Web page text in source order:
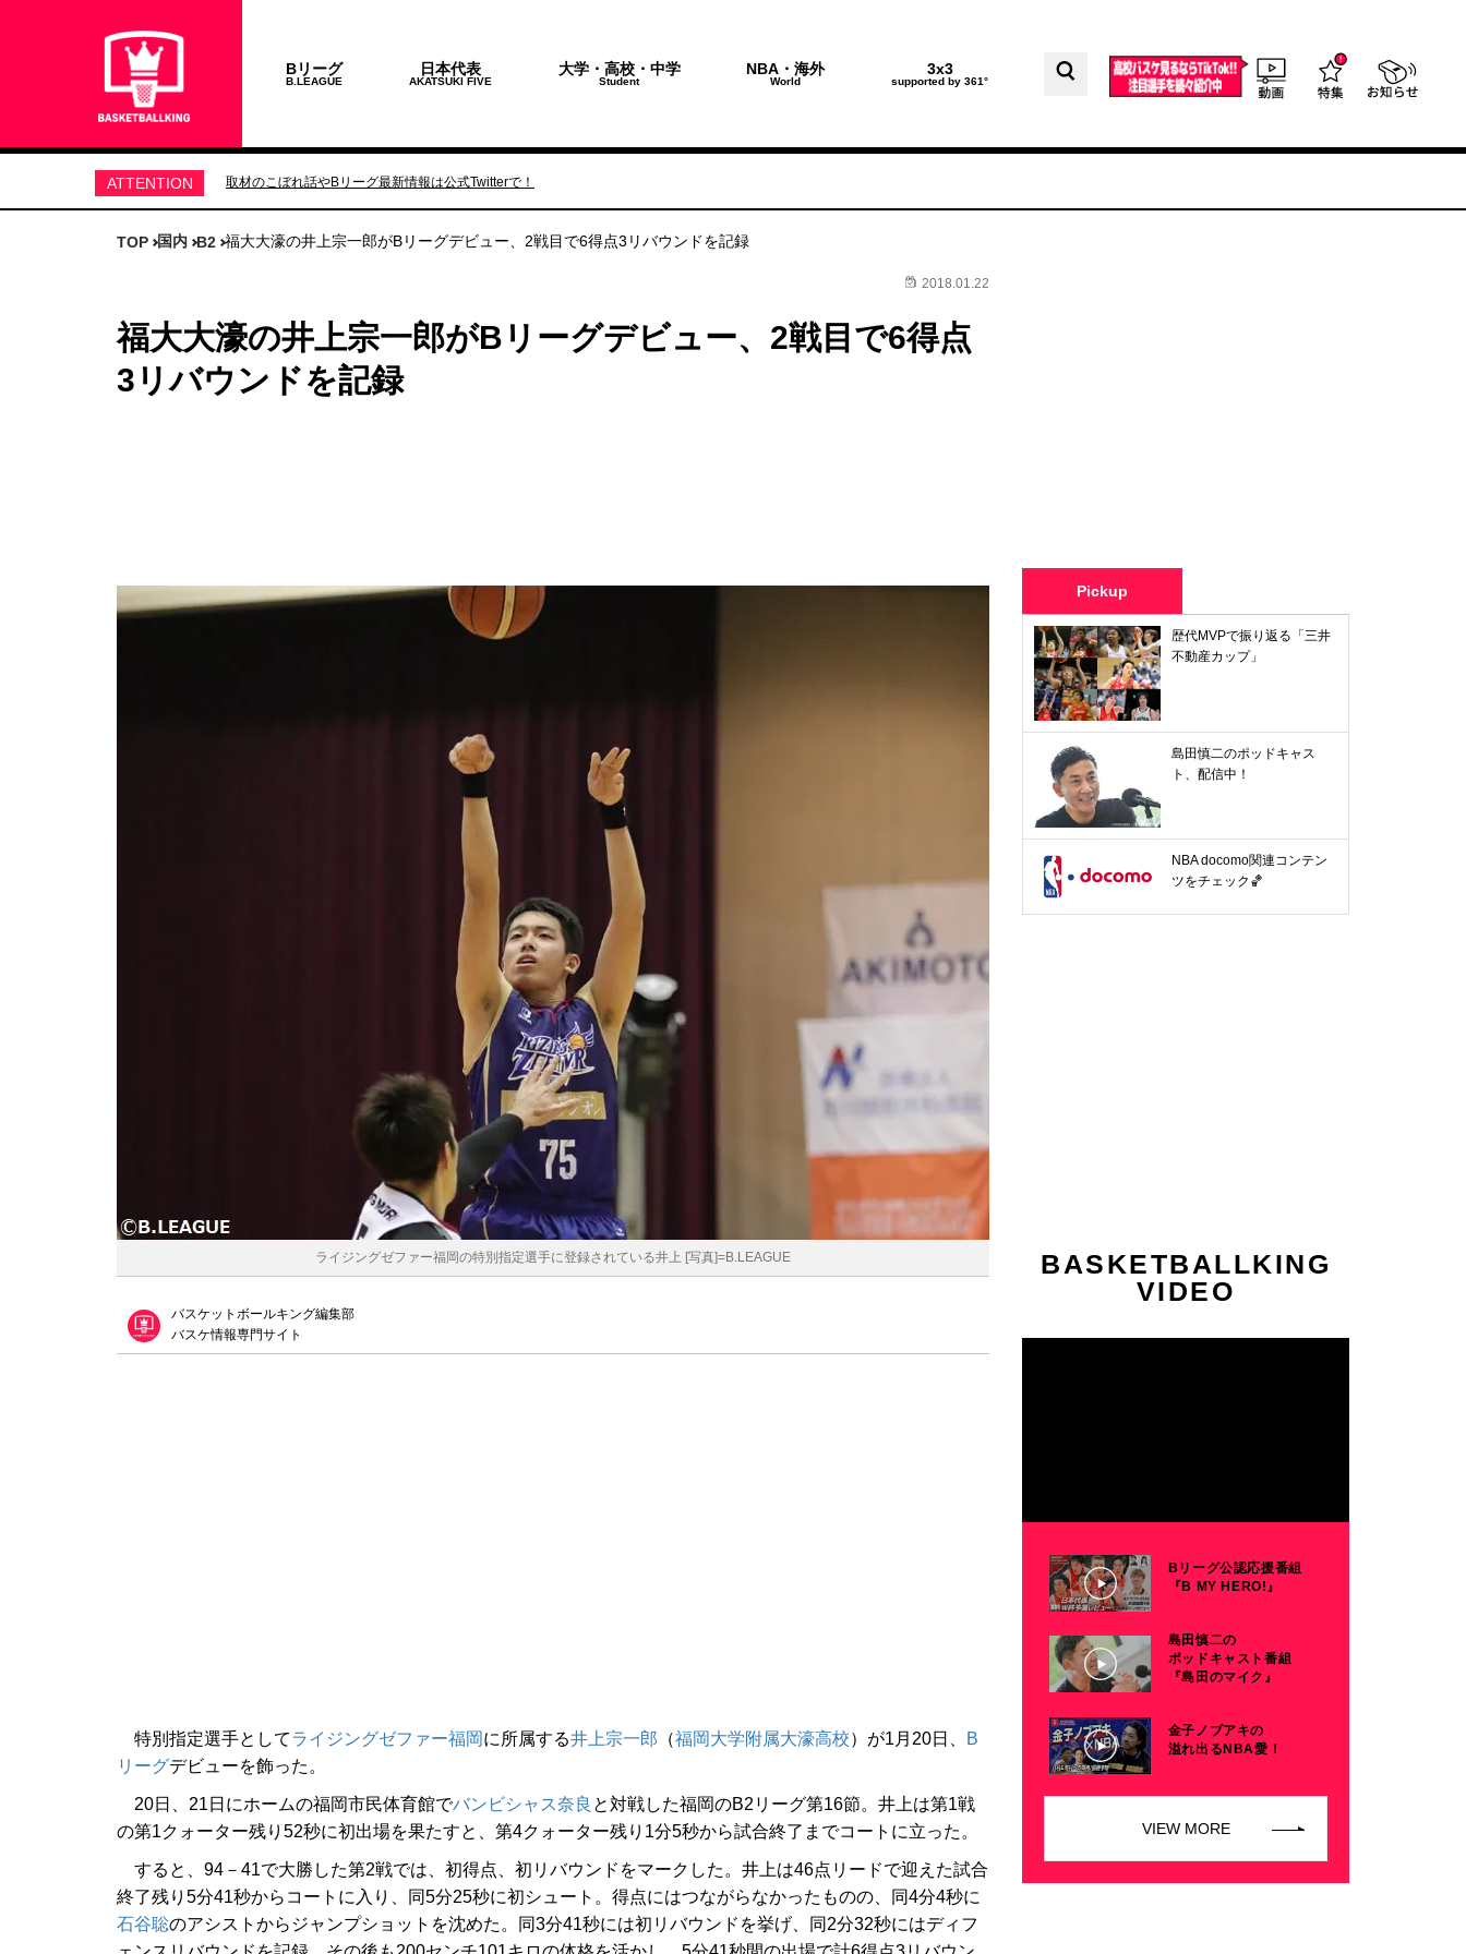
Bリーグ
B.LEAGUE
日本代表
AKATSUKI FIVE
大学・高校・中学
Student
NBA・海外
World
3x3
supported by 361°
ATTENTION 取材のこぼれ話やBリーグ最新情報は公式Twitterで！
TOP 国内 B2 福大大濠の井上宗一郎がBリーグデビュー、2戦目で6得点3リバウンドを記録
2018.01.22
福大大濠の井上宗一郎がBリーグデビュー、2戦目で6得点
3リバウンドを記録
ライジングゼファー福岡の特別指定選手に登録されている井上 [写真]=B.LEAGUE
バスケットボールキング編集部
バスケ情報専門サイト
特別指定選手としてライジングゼファー福岡に所属する井上宗一郎 （福岡大学附属大濠高校）が1月20日、
B
リーグデビューを飾った。
20日、21日にホームの福岡市民体育館でバンビシャス奈良 と対戦した福岡のB2リーグ第16節。井上は第1戦
の第1クォーター残り52秒に初出場を果たすと、第4クォーター残り1分5秒から試合終了までコートに立った。
すると、94－41で大勝した第2戦では、初得点、初リバウンドをマークした。井上は46点リードで迎えた試合
終了残り5分41秒からコートに入り、同5分25秒に初シュート。得点にはつながらなかったものの、同4分4秒に
石谷聡のアシストからジャンプショットを沈めた。同3分41秒には初リバウンドを挙げ、同2分32秒にはディフ
Pickup
歴代MVPで振り返る「三井
不動産カップ」
島田慎二のポッドキャス
ト、配信中！
NBA docomo関連コンテン
ツをチェック🏀
BASKETBALLKING
VIDEO
Bリーグ公認応援番組
『B MY HERO!』
島田慎二の
ポッドキャスト番組
『島田のマイク』
金子ノブアキの
溢れ出るNBA愛！
VIEW MORE